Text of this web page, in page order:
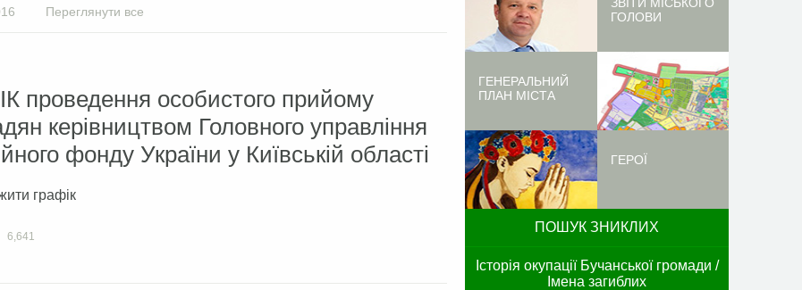
Переглянути все
проведення особистого прийому
керівництвом Головного управління
фонду України у Київській області
графік
6,641
ГОЛОВИ
ГЕНЕРАЛЬНИЙ
ПЛАН МІСТА
ГЕРОЇ
ПОШУК ЗНИКЛИХ
Історія окупації Бучанської громади /
Імена загиблих